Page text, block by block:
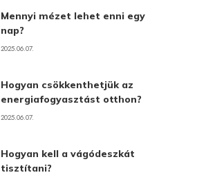
Mennyi mézet lehet enni egy
nap?
2025.06.07.
Hogyan csökkenthetjük az
energiafogyasztást otthon?
2025.06.07.
Hogyan kell a vágódeszkát
tisztítani?